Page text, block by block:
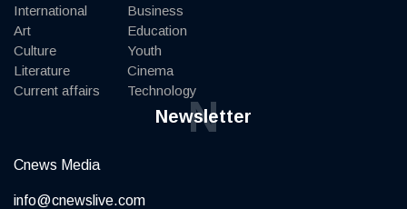
International
Art
Culture
Literature
Current affairs
Business
Education
Youth
Cinema
Technology
Newsletter
N
Cnews Media
info@cnewslive.com